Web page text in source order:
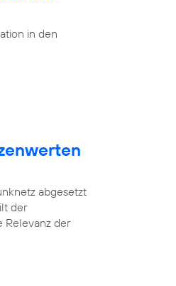
in den
abgesetzt
der
Relevanz der